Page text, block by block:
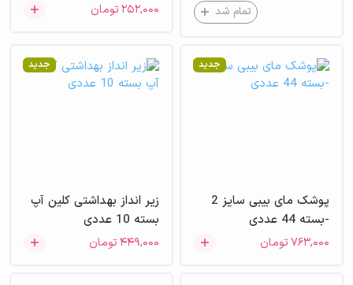
تمام شد ۲۵۲,۰۰۰تومان
جدید
پوشک مای بیبی سایز 2
-بسته 44 عددی
۷۶۳,۰۰۰تومان
جدید
زیر انداز بهداشتی کلین آپ
بسته 10 عددی
۴۴۹,۰۰۰تومان